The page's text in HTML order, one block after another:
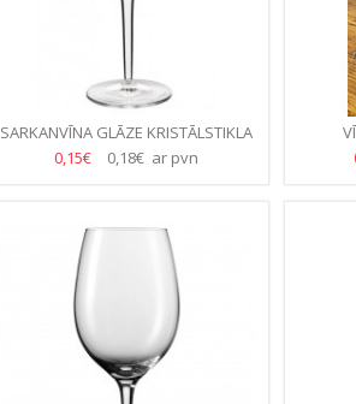
SARKANVĪNA GLĀZE KRISTĀLSTIKLA
INCANTO 390ML-(24.GB/KASTE)
0,15€ 0,18€ ar pvn